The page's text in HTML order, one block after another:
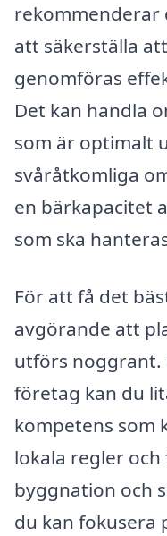
rekommenderar
att säkerställa
genomföras
Det kan handla
som är optimalt
svåråtkomliga
en bärkapacitet
som ska
För att få det
avgörande att
utförs noggrant.
företag kan du
kompetens som
lokala regler
byggnation och
du kan fokusera